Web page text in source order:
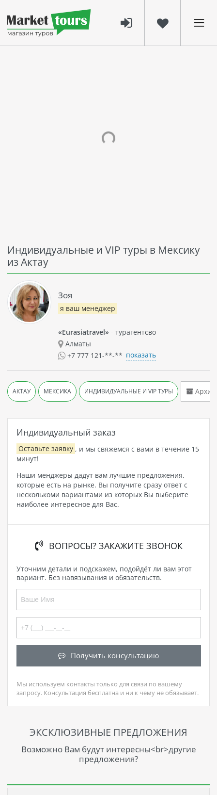
Индивидуальные и VIP туры в Мексику
из Актау
Индивидуальный заказ
Оставьте заявку , и мы свяжемся с вами в течение 15
минут!
Наши менджеры дадут вам лучшие предложения,
которые есть на рынке. Вы получите сразу ответ с
несколькоми вариантами из которых Вы выберите
наиболее интересное для Вас.
ВОПРОСЫ? ЗАКАЖИТЕ ЗВОНОК
Уточним детали и подскажем, подойдёт ли вам этот
вариант. Без навязывания и обязательств.
Получить консультацию
Мы используем контакты только для связи по вашему
запросу. Консультация бесплатна и ни к чему не обязывает.
ЭКСКЛЮЗИВНЫЕ ПРЕДЛОЖЕНИЯ
Возможно Вам будут интересны<br>другие
предложения?
Зоя
я ваш менеджер
«Eurasiatravel» - турагентсво
Алматы
+7 777 121-**-** показать
АКТАУ МЕКСИКА ИНДИВИДУАЛЬНЫЕ И VIP ТУРЫ Архив